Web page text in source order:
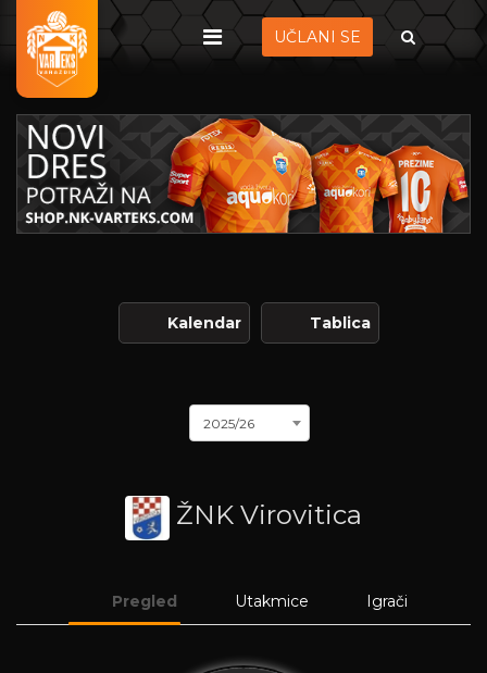
UČLANI SE
Kalendar Tablica
2025/26
ŽNK Virovitica
Pregled Utakmice Igrači